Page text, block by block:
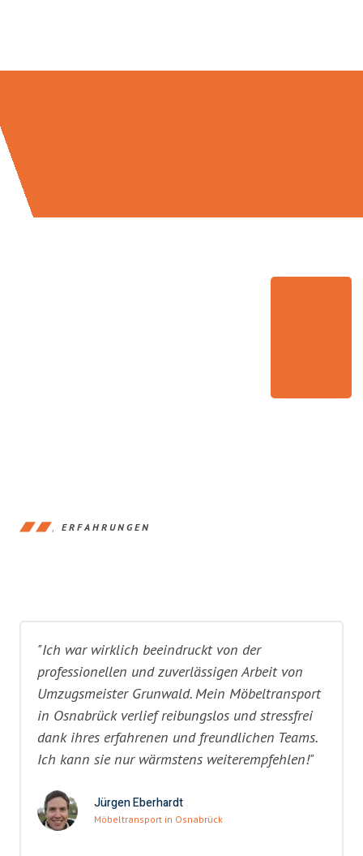
ERFAHRUNGEN
"Ich war wirklich beeindruckt von der
professionellen und zuverlässigen Arbeit von
Umzugsmeister Grunwald. Mein Möbeltransport
in Osnabrück verlief reibungslos und stressfrei
dank ihres erfahrenen und freundlichen Teams.
Ich kann sie nur wärmstens weiterempfehlen!"
Jürgen Eberhardt
Möbeltransport in Osnabrück